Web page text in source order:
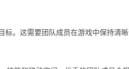
标。这需要团队成员在游戏中保持清